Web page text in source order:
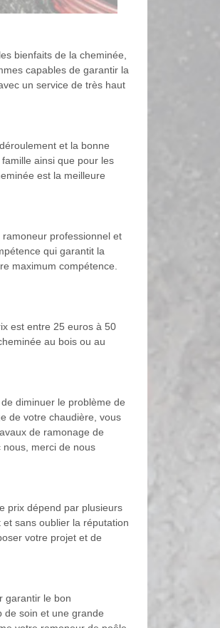
bienfaits de la cheminée,
capables de garantir la
un service de très haut
et la bonne
ainsi que pour les
est la meilleure
professionnel et
qui garantit la
maximum compétence.
est entre 25 euros à 50
au bois ou au
diminuer le problème de
de votre chaudière, vous
de ramonage de
merci de nous
prix dépend par plusieurs
sans oublier la réputation
votre projet et de
garantir le bon
de soin et une grande